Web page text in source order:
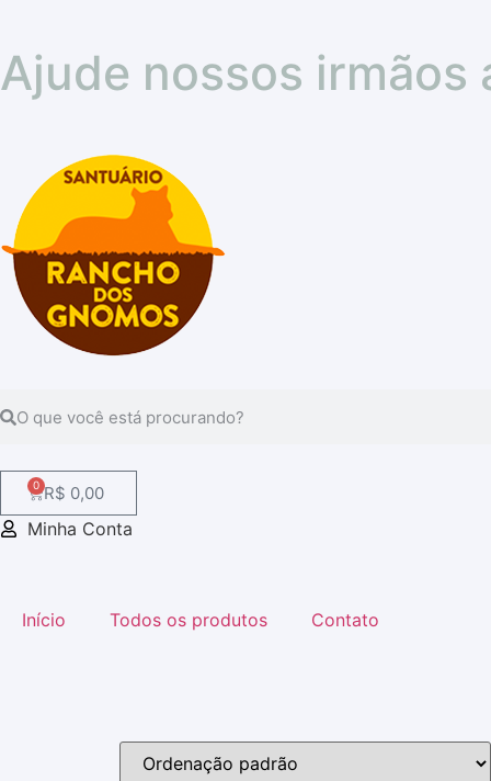
Ajude nossos irmãos
R$ 0,00
0
Minha Conta
Início Todos os produtos Contato